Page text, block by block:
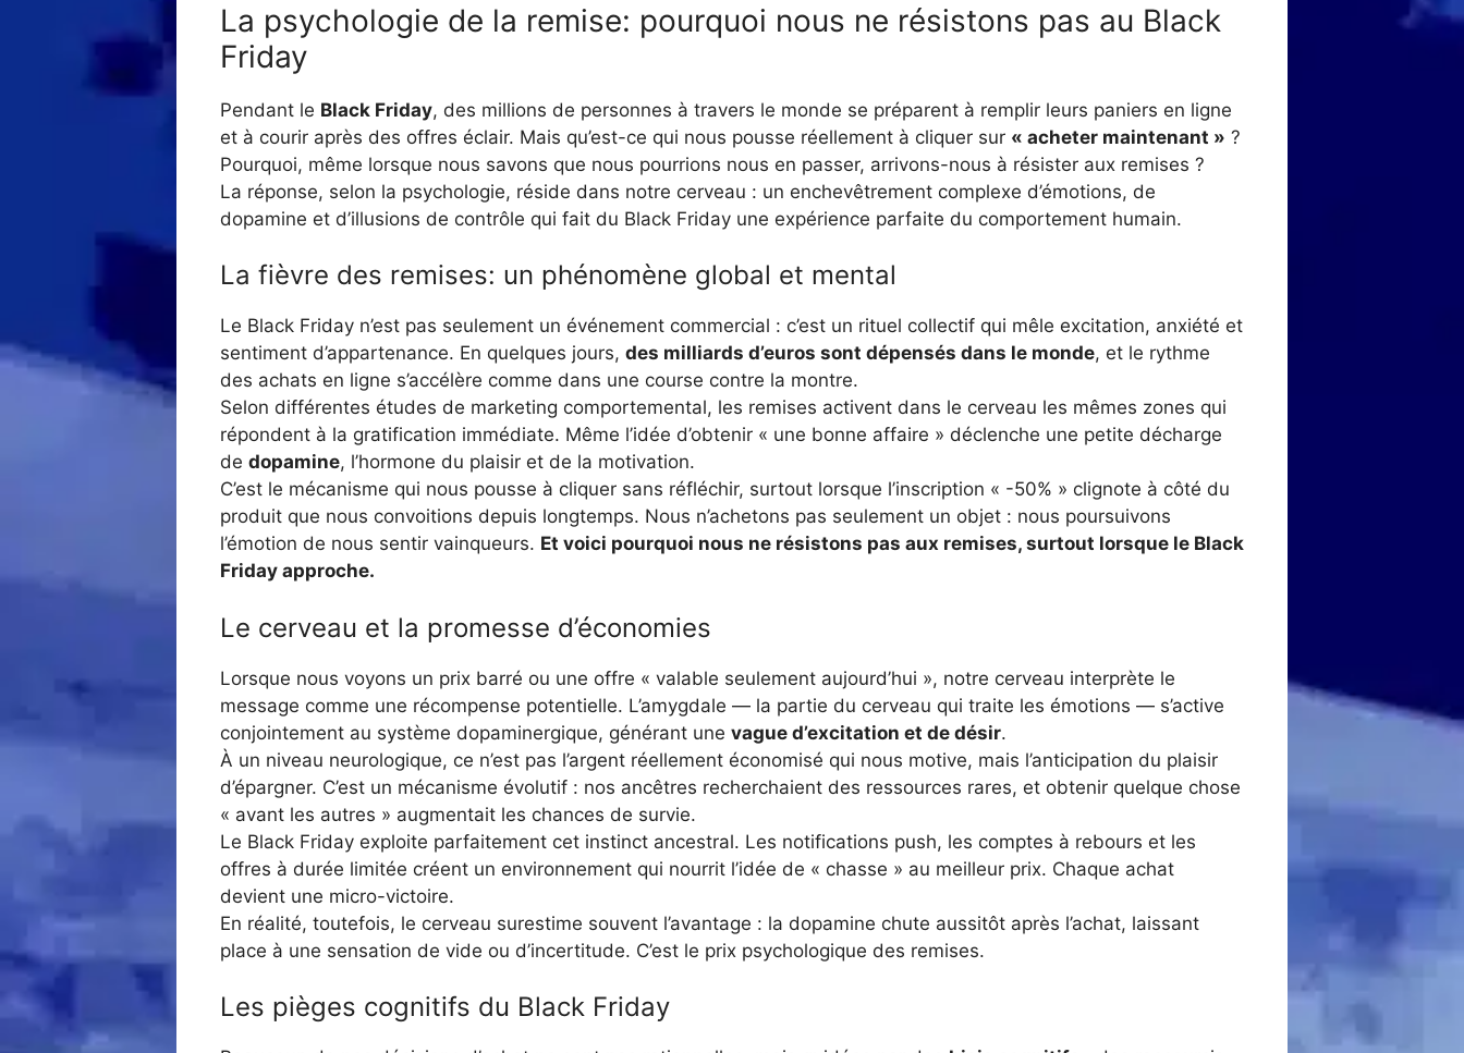
La psychologie de la remise: pourquoi nous ne résistons pas au Black
Friday
Pendant le Black Friday, des millions de personnes à travers le monde se préparent à remplir leurs paniers en ligne
et à courir après des offres éclair. Mais qu’est-ce qui nous pousse réellement à cliquer sur « acheter maintenant » ?
Pourquoi, même lorsque nous savons que nous pourrions nous en passer, arrivons-nous à résister aux remises ?
La réponse, selon la psychologie, réside dans notre cerveau : un enchevêtrement complexe d’émotions, de
dopamine et d’illusions de contrôle qui fait du Black Friday une expérience parfaite du comportement humain.
La fièvre des remises: un phénomène global et mental
Le Black Friday n’est pas seulement un événement commercial : c’est un rituel collectif qui mêle excitation, anxiété et
sentiment d’appartenance. En quelques jours, des milliards d’euros sont dépensés dans le monde, et le rythme
des achats en ligne s’accélère comme dans une course contre la montre.
Selon différentes études de marketing comportemental, les remises activent dans le cerveau les mêmes zones qui
répondent à la gratification immédiate. Même l’idée d’obtenir « une bonne affaire » déclenche une petite décharge
de dopamine, l’hormone du plaisir et de la motivation.
C’est le mécanisme qui nous pousse à cliquer sans réfléchir, surtout lorsque l’inscription « -50% » clignote à côté du
produit que nous convoitions depuis longtemps. Nous n’achetons pas seulement un objet : nous poursuivons
l’émotion de nous sentir vainqueurs. Et voici pourquoi nous ne résistons pas aux remises, surtout lorsque le Black
Friday approche.
Le cerveau et la promesse d’économies
Lorsque nous voyons un prix barré ou une offre « valable seulement aujourd’hui », notre cerveau interprète le
message comme une récompense potentielle. L’amygdale — la partie du cerveau qui traite les émotions — s’active
conjointement au système dopaminergique, générant une vague d’excitation et de désir.
À un niveau neurologique, ce n’est pas l’argent réellement économisé qui nous motive, mais l’anticipation du plaisir
d’épargner. C’est un mécanisme évolutif : nos ancêtres recherchaient des ressources rares, et obtenir quelque chose
« avant les autres » augmentait les chances de survie.
Le Black Friday exploite parfaitement cet instinct ancestral. Les notifications push, les comptes à rebours et les
offres à durée limitée créent un environnement qui nourrit l’idée de « chasse » au meilleur prix. Chaque achat
devient une micro-victoire.
En réalité, toutefois, le cerveau surestime souvent l’avantage : la dopamine chute aussitôt après l’achat, laissant
place à une sensation de vide ou d’incertitude. C’est le prix psychologique des remises.
Les pièges cognitifs du Black Friday